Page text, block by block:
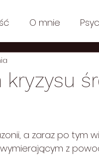
O mnie
in English: Ecology
English: Media
kryzysu
a zaraz po tym
z